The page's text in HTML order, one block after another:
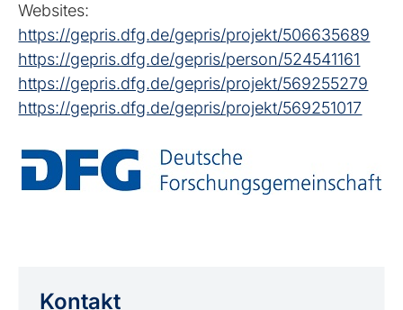
Websites:
https://gepris.dfg.de/gepris/projekt/506635689
https://gepris.dfg.de/gepris/person/524541161
https://gepris.dfg.de/gepris/projekt/569255279
https://gepris.dfg.de/gepris/projekt/569251017
Kontakt